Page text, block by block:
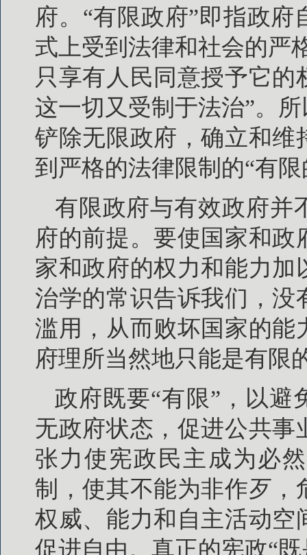
府。“有限政府”即指政
式上受到法律和社会的严
只享有人民同意授予它
这一切又受制于法治”。
铲除无限政府，确立和维
到严格的法律限制的“有
有限政府与有效政府并
府的前提。要使国家和
家和政府的权力和能力
治学的常识告诉我们，
滥用，从而败坏国家的能
府理所当然地只能是有限
政府既要“有限”，以避
无政府状态，促进公共
张力使宪政民主成为必
制，使其不能为非作歹，
权威、能力和自主活动空
促进自由。真正的宪政“